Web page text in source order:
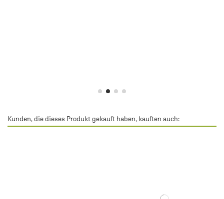
Kunden, die dieses Produkt gekauft haben, kauften auch: